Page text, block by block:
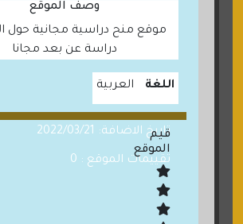
وصف الموقع
موقع منح دراسية مجانية حول
دراسة عن بعد مجانا
اللغة العربية
تاريخ الاضافة: 2022/03/21
تقييمات الموقع : 0
قيم
الموقع